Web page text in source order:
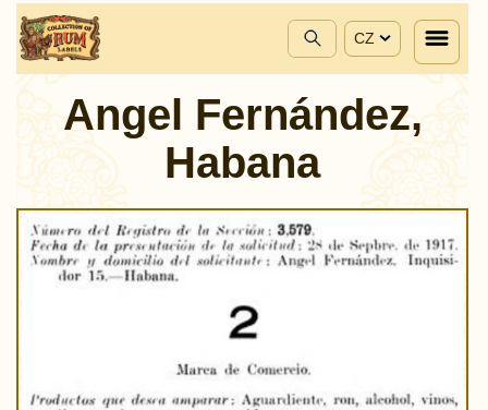
CZ
Angel Fernández,
Habana